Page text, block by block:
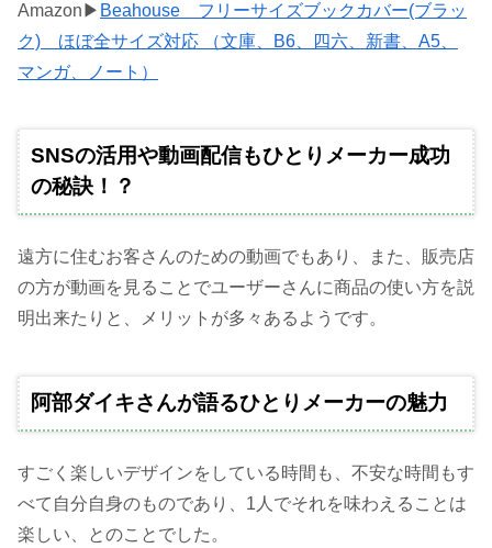
Amazon▶ Beahouse フリーサイズブックカバー(ブラッ
ク) ほぼ全サイズ対応 （文庫、B6、四六、新書、A5、
マンガ、ノート）
SNSの活用や動画配信もひとりメーカー成功
の秘訣！？
遠方に住むお客さんのための動画でもあり、また、販売店
の方が動画を見ることでユーザーさんに商品の使い方を説
明出来たりと、メリットが多々あるようです。
阿部ダイキさんが語るひとりメーカーの魅力
すごく楽しいデザインをしている時間も、不安な時間もす
べて自分自身のものであり、1人でそれを味わえることは
楽しい、とのことでした。